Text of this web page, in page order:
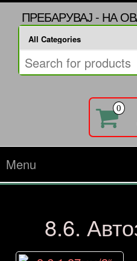
ПРЕБАРУВАЈ - НА
0
Menu
8.6.